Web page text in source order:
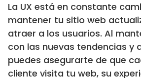
La UX está en constante
mantener tu sitio web
atraer a los usuarios. Al
con las nuevas tendencias y
puedes asegurarte de que
cliente visita tu web, su